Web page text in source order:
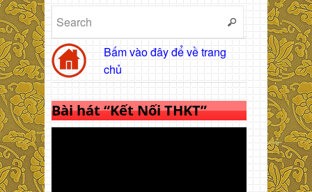
Bấm vào đây để về trang
chủ
Bài hát “Kết Nối THKT”